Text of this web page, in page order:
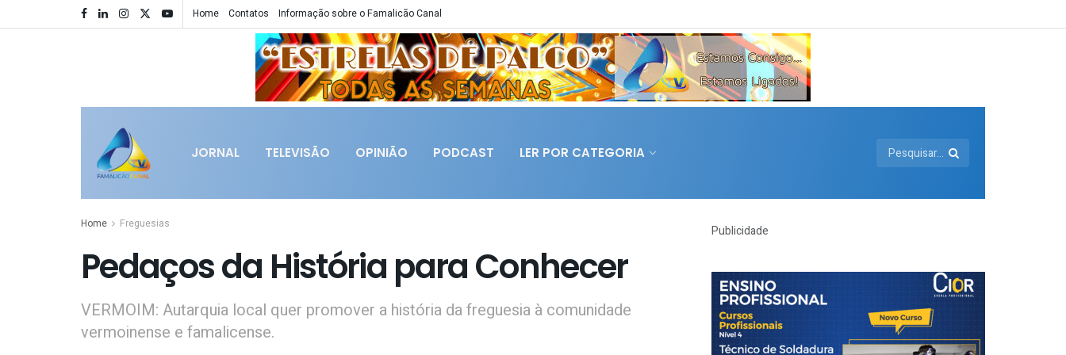
Home Contatos Informação sobre o Famalicão Canal
JORNAL TELEVISÃO OPINIÃO PODCAST LER POR CATEGORIA
Home Freguesias
Pedaços da História para Conhecer
VERMOIM: Autarquia local quer promover a história da freguesia à comunidade
vermoinense e famalicense.
Publicidade